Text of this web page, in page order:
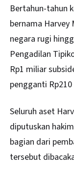
Bertahun-tahun
bernama Harvey
negara rugi
Pengadilan
Rp1 miliar
pengganti
Seluruh aset
diputuskan
bagian dari
tersebut